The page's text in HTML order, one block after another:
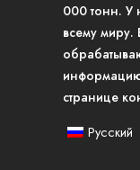
000 тонн. У
всему
странице
Русский